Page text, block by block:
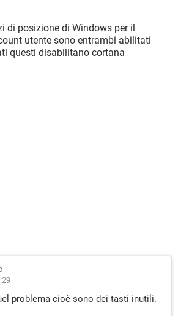
di posizione di Windows per il
utente sono entrambi abilitati
questi disabilitano cortana
problema cioè sono dei tasti inutili.